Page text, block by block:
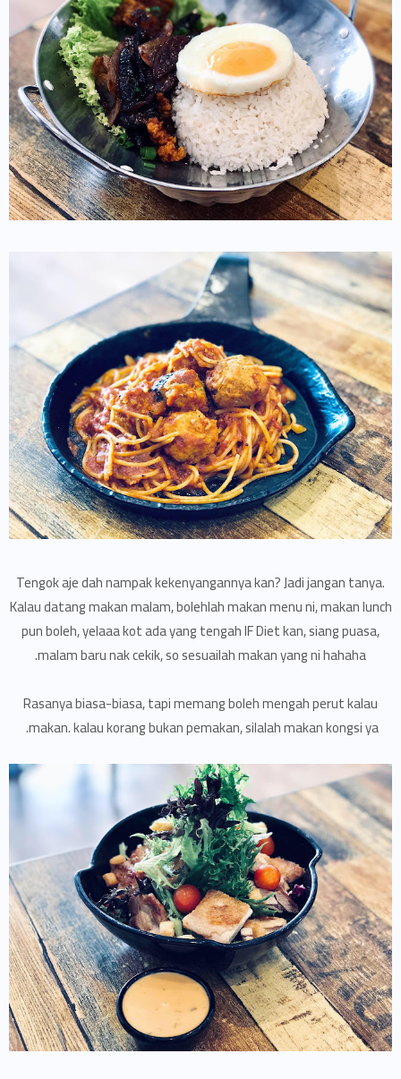
Tengok aje dah nampak kekenyangannya kan? Jadi jangan tanya.
Kalau datang makan malam, bolehlah makan menu ni, makan lunch
pun boleh, yelaaa kot ada yang tengah IF Diet kan, siang puasa,
malam baru nak cekik, so sesuailah makan yang ni hahaha.
Rasanya biasa-biasa, tapi memang boleh mengah perut kalau
makan. kalau korang bukan pemakan, silalah makan kongsi ya.